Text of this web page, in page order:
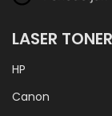
LASER
HP
Canon